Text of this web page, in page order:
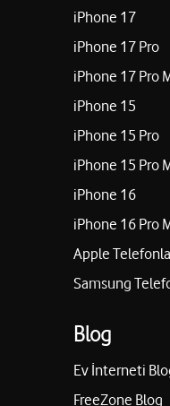
iPhone 17
iPhone 17 Pro
iPhone 17 Pro
iPhone 15
iPhone 15 Pro
iPhone 15 Pro
iPhone 16
iPhone 16 Pro
Apple
Samsung
Blog
Ev İnterneti
FreeZone Blog